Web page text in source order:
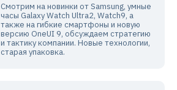
Смотрим на новинки от Samsung, умные
часы Galaxy Watch Ultra2, Watch9, а
также на гибкие смартфоны и новую
версию OneUI 9, обсуждаем стратегию
и тактику компании. Новые технологии,
старая упаковка.